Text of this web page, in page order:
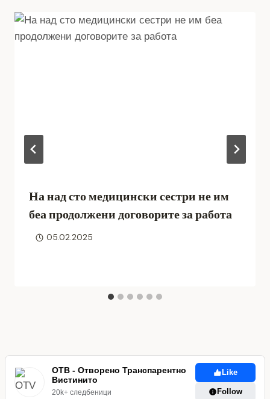
На над сто медицински сестри не им
беа продолжени договорите за работа
05.02.2025
ОТВ - Отворено Транспарентно
Вистинито
20k+ следбеници
Like
Follow